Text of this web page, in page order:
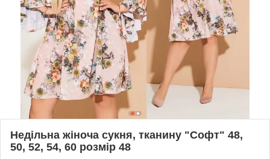
Недільна жіноча сукня, тканину "Софт" 48,
50, 52, 54, 60 розмір 48